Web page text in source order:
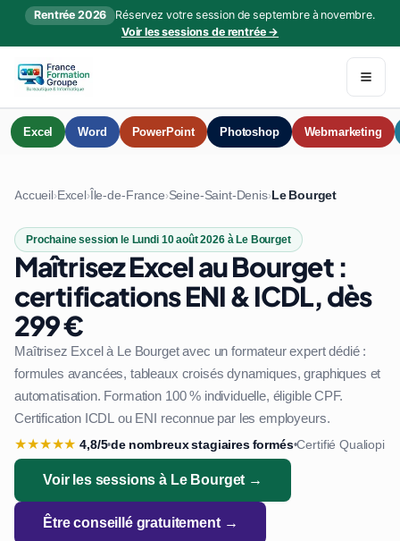
Rentrée 2026
Réservez votre session de septembre à novembre.
Voir les sessions de rentrée →
Excel Word PowerPoint Photoshop Webmarketing
Accueil›Excel›Île-de-France›Seine-Saint-Denis›Le Bourget
Prochaine session le Lundi 10 août 2026 à Le Bourget
Maîtrisez Excel au Bourget :
certifications ENI & ICDL, dès
299 €
Maîtrisez Excel à Le Bourget avec un formateur expert dédié :
formules avancées, tableaux croisés dynamiques, graphiques et
automatisation. Formation 100 % individuelle, éligible CPF.
Certification ICDL ou ENI reconnue par les employeurs.
★★★★★ 4,8/5•de nombreux stagiaires formés•Certifié Qualiopi
Voir les sessions à Le Bourget →
Être conseillé gratuitement →